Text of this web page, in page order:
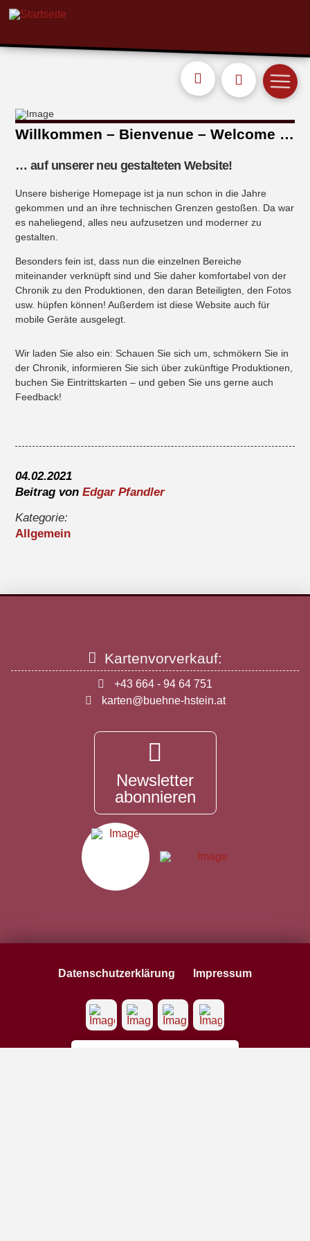
Willkommen – Bienvenue – Welcome …
… auf unserer neu gestalteten Website!
Unsere bisherige Homepage ist ja nun schon in die Jahre
gekommen und an ihre technischen Grenzen gestoßen. Da war
es naheliegend, alles neu aufzusetzen und moderner zu
gestalten.
Besonders fein ist, dass nun die einzelnen Bereiche
miteinander verknüpft sind und Sie daher komfortabel von der
Chronik zu den Produktionen, den daran Beteiligten, den Fotos
usw. hüpfen können! Außerdem ist diese Website auch für
mobile Geräte ausgelegt.
Wir laden Sie also ein: Schauen Sie sich um, schmökern Sie in
der Chronik, informieren Sie sich über zukünftige Produktionen,
buchen Sie Eintrittskarten – und geben Sie uns gerne auch
Feedback!
04.02.2021
Beitrag vonEdgar Pfandler
Kategorie:
Allgemein
Kartenvorverkauf:
+43 664 - 94 64 751
karten@buehne-hstein.at
Newsletter
abonnieren
Datenschutzerklärung Impressum